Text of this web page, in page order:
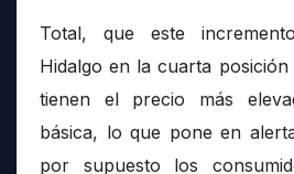
Total, que este
Hidalgo en la cuarta posición
tienen el precio más
básica, lo que pone en
por supuesto los